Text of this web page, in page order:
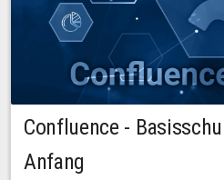
Confluence -
Anfang